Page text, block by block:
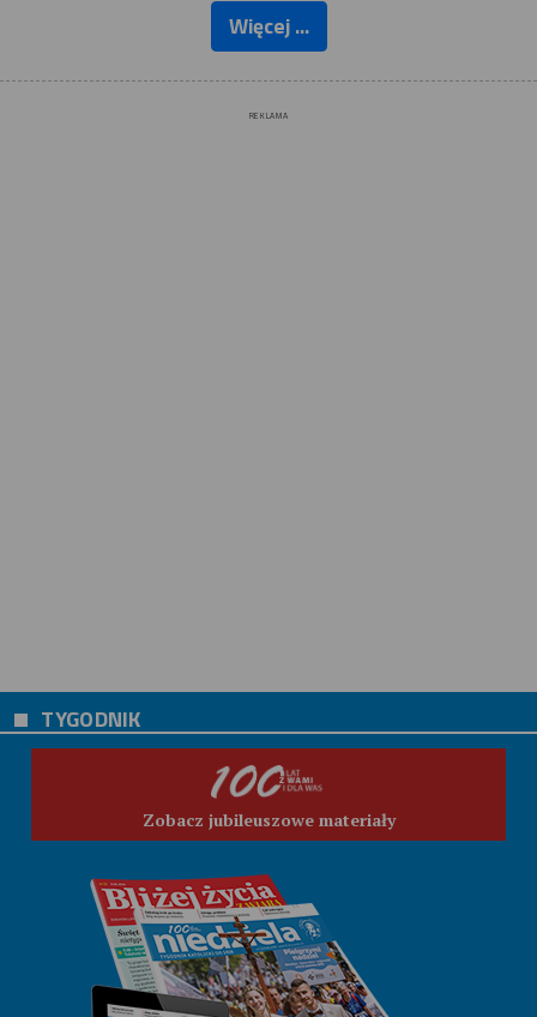
Więcej ...
REKLAMA
TYGODNIK
Zobacz jubileuszowe materiały